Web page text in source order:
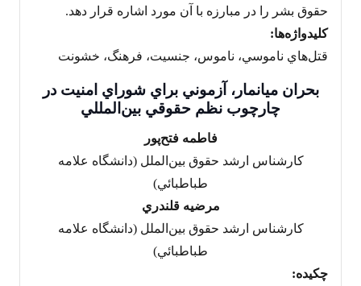
حقوق بشر را در مبارزه با آن مورد اشاره قرار دهد.
کليدواژه‌ها:
قتل‌هاي ناموسي، ناموس، جنسيت، فرهنگ، خشونت
بحران ميانمار، آزموني براي شوراي امنيت در
چارچوب نظم حقوقي بين‌المللي
فاطمه فتح‌پور
کارشناس ارشد حقوق بين‌الملل (دانشگاه علامه
طباطبائي)
مرضيه قلندري
کارشناس ارشد حقوق بين‌الملل (دانشگاه علامه
طباطبائي)
چكيده: